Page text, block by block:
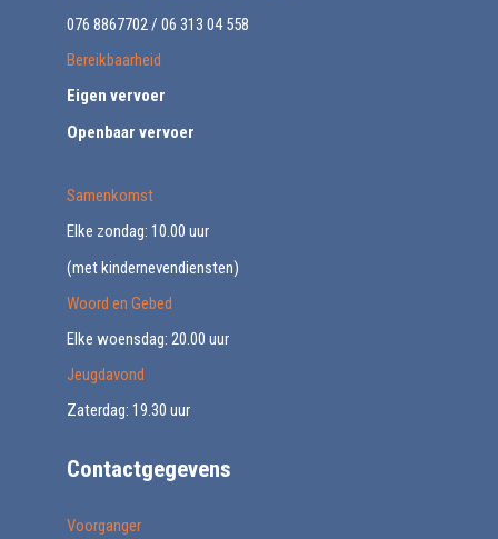
076 8867702 / 06 313 04 558
Bereikbaarheid
Eigen vervoer
Openbaar vervoer
Samenkomst
Elke zondag: 10.00 uur
(met kindernevendiensten)
Woord en Gebed
Elke woensdag: 20.00 uur
Jeugdavond
Zaterdag: 19.30 uur
Contactgegevens
Voorganger